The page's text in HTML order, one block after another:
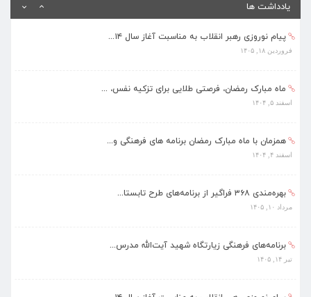
یادداشت ها
پیام نوروزی رهبر انقلاب به مناسبت آغاز سال ۱۴...
فروردین ۱۸, ۱۴۰۵
ماه مبارک رمضان، فرصتی طلایی برای تزکیه نفس، ...
اسفند ۵, ۱۴۰۴
همزمان با ماه مبارک رمضان برنامه های فرهنگی و...
اسفند ۴, ۱۴۰۴
بهره‌مندی ۳۶۸ فراگیر از برنامه‌های طرح تابستا...
مرداد ۱۰, ۱۴۰۵
برنامه‌های فرهنگی زیارتگاه شهید آیت‌الله مدرس...
تیر ۱۴, ۱۴۰۵